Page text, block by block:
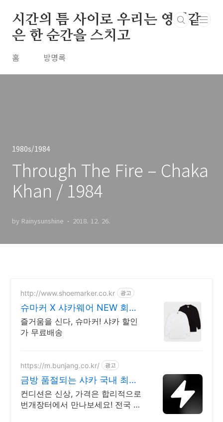
시간의 틈 사이로 우리는 영원같
은 한 순간을 스치고
홈 방명록
1980s/1984
Through The Fire – Chaka
Khan / 1984
by Rainysunshine 2018. 12. 26.
http://www.shoemarker.co.kr 광고
슈마커 X 샤카웨어 NEW 회원
슈머니 5만원
즐거움을 신다, 슈마커! 샤카 할인
가 무료배송
https://m.bunjang.co.kr/ 광고
금방 품절되는 샤카 국내 최대
브랜드 중고거래
컨디션은 신상, 가격은 합리적으로
번개장터에서 만나보세요! 전국 각